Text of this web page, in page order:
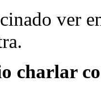
ver
charlar